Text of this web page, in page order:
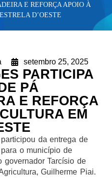
E REFORÇA APOIO À
D’OESTE
setembro 25, 2025
PARTICIPA
PÁ
E REFORÇA
EM
da entrega de
o município de
governador Tarcísio de
Guilherme Piai.